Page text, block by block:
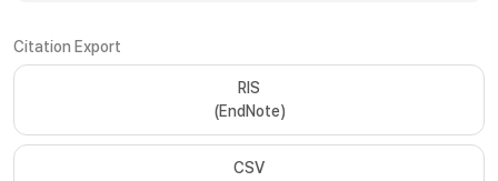
Citation Export
RIS
(EndNote)
CSV